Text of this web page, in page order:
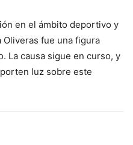
en el ámbito deportivo y
Oliveras fue una figura
La causa sigue en curso, y
luz sobre este